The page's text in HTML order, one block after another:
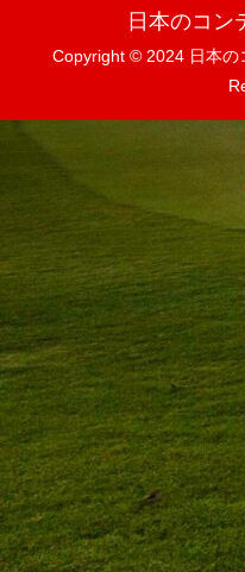
日本のコン
Copyright © 2024 日本の